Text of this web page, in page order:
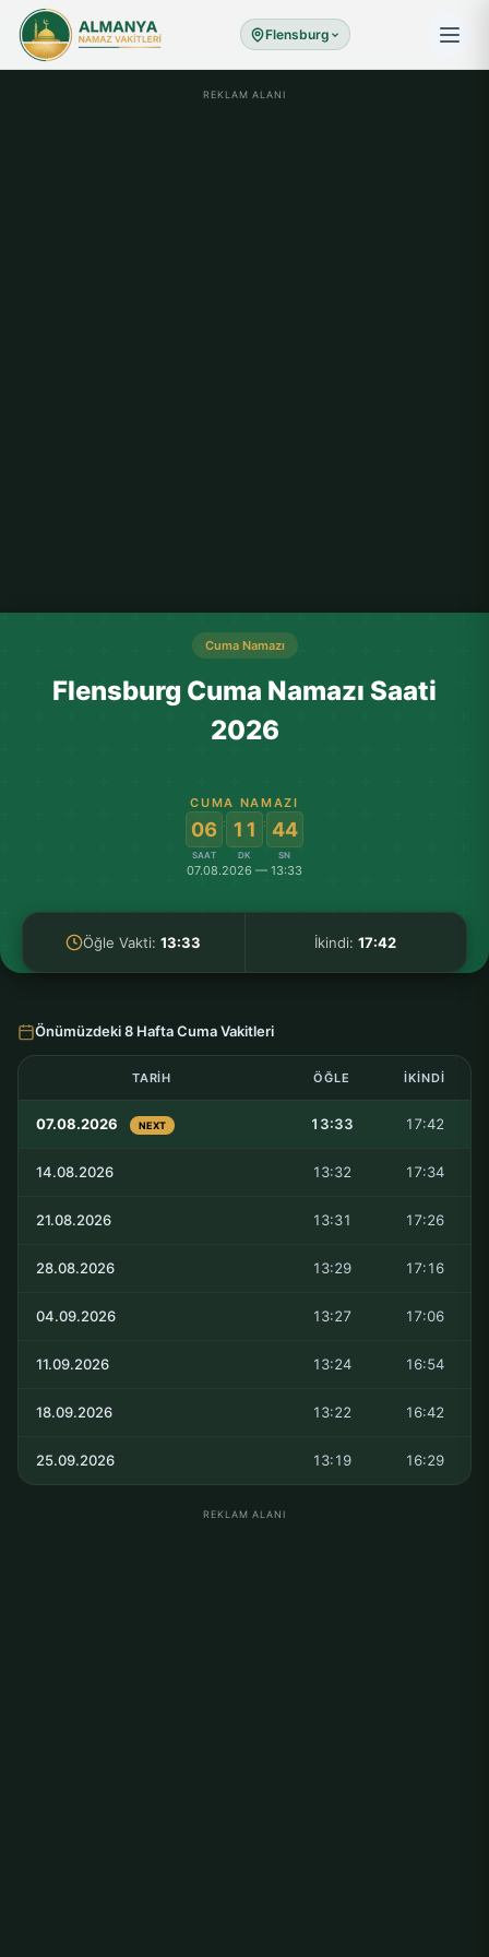
Flensburg
REKLAM ALANI
Cuma Namazı
Flensburg Cuma Namazı Saati
2026
CUMA NAMAZI
06
SAAT
: 11
DK
: 44
SN
07.08.2026 — 13:33
Öğle Vakti:13:33 İkindi:17:42
Önümüzdeki 8 Hafta Cuma Vakitleri
TARIH ÖĞLE İKINDI
07.08.2026 NEXT 13:33 17:42
14.08.2026 13:32 17:34
21.08.2026 13:31 17:26
28.08.2026 13:29 17:16
04.09.2026 13:27 17:06
11.09.2026 13:24 16:54
18.09.2026 13:22 16:42
25.09.2026 13:19 16:29
REKLAM ALANI